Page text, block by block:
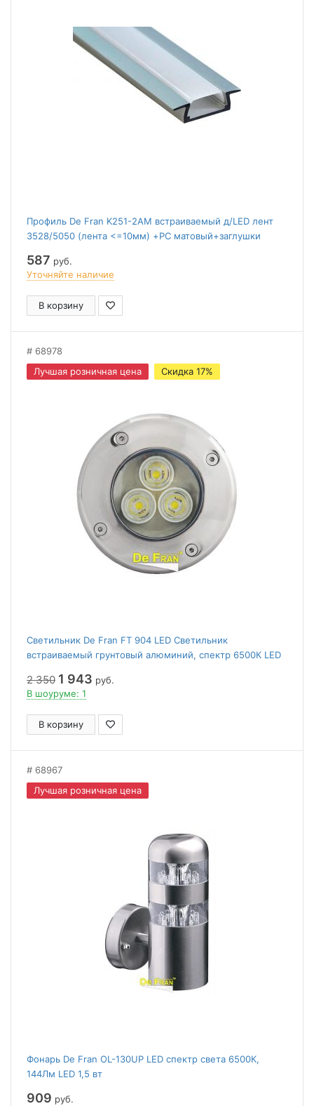
Профиль De Fran K251-2AM встраиваемый д/LED лент
3528/5050 (лента <=10мм) +PC матовый+заглушки
587 руб.
Уточняйте наличие
В корзину
68978
Лучшая розничная цена
Скидка 17%
Светильник De Fran FT 904 LED Светильник
встраиваемый грунтовый алюминий, спектр 6500К LED
2 350 1 943 руб.
В шоуруме: 1
В корзину
68967
Лучшая розничная цена
Фонарь De Fran OL-130UP LED спектр света 6500К,
144Лм LED 1,5 вт
909 руб.